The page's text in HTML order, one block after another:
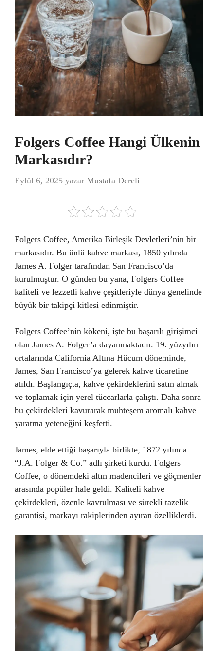
Folgers Coffee Hangi Ülkenin
Markasıdır?
Eylül 6, 2025 yazar Mustafa Dereli
Folgers Coffee, Amerika Birleşik Devletleri’nin bir
markasıdır. Bu ünlü kahve markası, 1850 yılında
James A. Folger tarafından San Francisco’da
kurulmuştur. O günden bu yana, Folgers Coffee
kaliteli ve lezzetli kahve çeşitleriyle dünya genelinde
büyük bir takipçi kitlesi edinmiştir.
Folgers Coffee’nin kökeni, işte bu başarılı girişimci
olan James A. Folger’a dayanmaktadır. 19. yüzyılın
ortalarında California Altına Hücum döneminde,
James, San Francisco’ya gelerek kahve ticaretine
atıldı. Başlangıçta, kahve çekirdeklerini satın almak
ve toplamak için yerel tüccarlarla çalıştı. Daha sonra
bu çekirdekleri kavurarak muhteşem aromalı kahve
yaratma yeteneğini keşfetti.
James, elde ettiği başarıyla birlikte, 1872 yılında
“J.A. Folger & Co.” adlı şirketi kurdu. Folgers
Coffee, o dönemdeki altın madencileri ve göçmenler
arasında popüler hale geldi. Kaliteli kahve
çekirdekleri, özenle kavrulması ve sürekli tazelik
garantisi, markayı rakiplerinden ayıran özelliklerdi.